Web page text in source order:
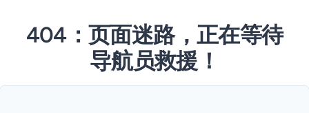
404：页面迷路，正在等待
导航员救援！